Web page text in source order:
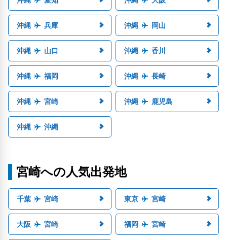
沖縄 兵庫 沖縄 岡山
沖縄 山口 沖縄 香川
沖縄 福岡 沖縄 長崎
沖縄 宮崎 沖縄 鹿児島
沖縄 沖縄
宮崎への人気出発地
千葉 宮崎 東京 宮崎
大阪 宮崎 福岡 宮崎